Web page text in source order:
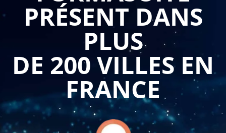
PRÉSENT DANS
PLUS
DE 200 VILLES EN
FRANCE